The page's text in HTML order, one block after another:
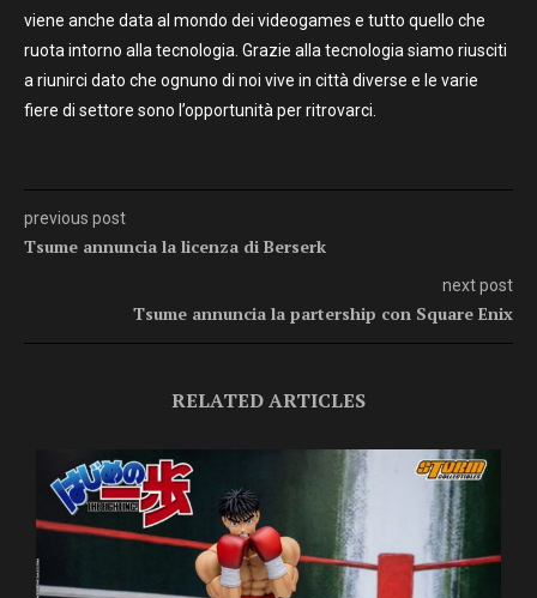
viene anche data al mondo dei videogames e tutto quello che
ruota intorno alla tecnologia. Grazie alla tecnologia siamo riusciti
a riunirci dato che ognuno di noi vive in città diverse e le varie
fiere di settore sono l’opportunità per ritrovarci.
previous post
Tsume annuncia la licenza di Berserk
next post
Tsume annuncia la partership con Square Enix
RELATED ARTICLES